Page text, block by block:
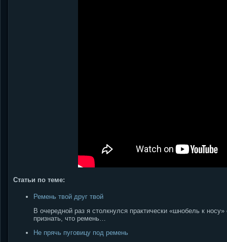
Статьи по теме:
Ремень твой друг твой
В очередной раз я столкнулся практически «шнобель к
признать, что ремень…
Не прячь пуговицу под ремень